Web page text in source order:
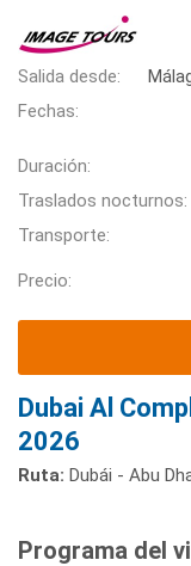
Salida desde:
Fechas:
Duración:
Traslados nocturnos:
Transporte:
Precio:
Dubai Al
2026
Ruta: Dubái - Abu
Programa del